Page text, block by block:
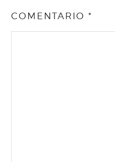
COMENTARIO*